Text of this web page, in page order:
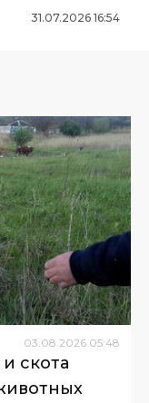
31.07.2026 16:54
03 08 2026 05:48
скота